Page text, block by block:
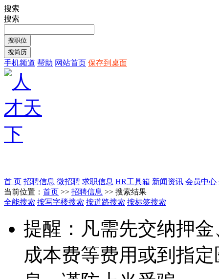
搜索
搜索
手机频道 帮助 网站首页 保存到桌面
首 页 招聘信息 微招聘 求职信息 HR工具箱 新闻资讯 会员中心
当前位置： 首页 >> 招聘信息 >> 搜索结果
全能搜索 按写字楼搜索 按道路搜索 按标签搜索
提醒：凡需先交纳押
成本费等费用或到指